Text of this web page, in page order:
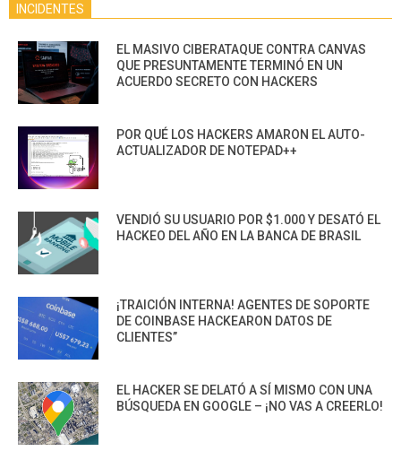
INCIDENTES
EL MASIVO CIBERATAQUE CONTRA CANVAS
QUE PRESUNTAMENTE TERMINÓ EN UN
ACUERDO SECRETO CON HACKERS
POR QUÉ LOS HACKERS AMARON EL AUTO-
ACTUALIZADOR DE NOTEPAD++
VENDIÓ SU USUARIO POR $1.000 Y DESATÓ EL
HACKEO DEL AÑO EN LA BANCA DE BRASIL
¡TRAICIÓN INTERNA! AGENTES DE SOPORTE
DE COINBASE HACKEARON DATOS DE
CLIENTES”
EL HACKER SE DELATÓ A SÍ MISMO CON UNA
BÚSQUEDA EN GOOGLE – ¡NO VAS A CREERLO!